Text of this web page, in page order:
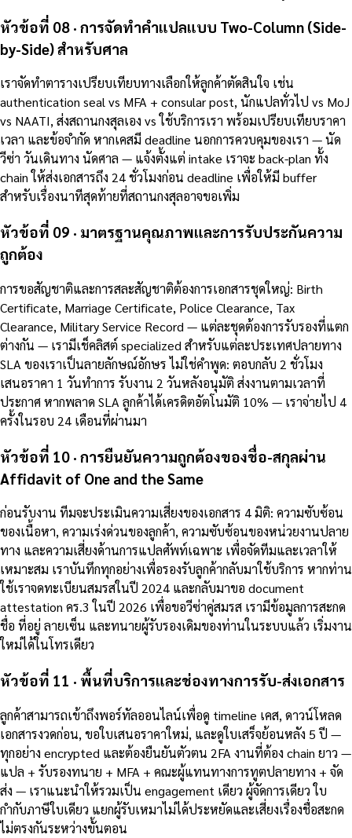
หัวข้อที่ 08 · การจัดทำคำแปลแบบ Two-Column (Side-
by-Side) สำหรับศาล
เราจัดทำตารางเปรียบเทียบทางเลือกให้ลูกค้าตัดสินใจ เช่น
authentication seal vs MFA + consular post, นักแปลทั่วไป vs MoJ
vs NAATI, ส่งสถานกงสุลเอง vs ใช้บริการเรา พร้อมเปรียบเทียบราคา
เวลา และข้อจำกัด หากเคสมี deadline นอกการควบคุมของเรา — นัด
วีซ่า วันเดินทาง นัดศาล — แจ้งตั้งแต่ intake เราจะ back-plan ทั้ง
chain ให้ส่งเอกสารถึง 24 ชั่วโมงก่อน deadline เพื่อให้มี buffer
สำหรับเรื่องนาทีสุดท้ายที่สถานกงสุลอาจขอเพิ่ม
หัวข้อที่ 09 · มาตรฐานคุณภาพและการรับประกันความ
ถูกต้อง
การขอสัญชาติและการสละสัญชาติต้องการเอกสารชุดใหญ่: Birth
Certificate, Marriage Certificate, Police Clearance, Tax
Clearance, Military Service Record — แต่ละชุดต้องการรับรองที่แตก
ต่างกัน — เรามีเช็คลิสต์ specialized สำหรับแต่ละประเทศปลายทาง
SLA ของเราเป็นลายลักษณ์อักษร ไม่ใช่คำพูด: ตอบกลับ 2 ชั่วโมง
เสนอราคา 1 วันทำการ รับงาน 2 วันหลังอนุมัติ ส่งงานตามเวลาที่
ประกาศ หากพลาด SLA ลูกค้าได้เครดิตอัตโนมัติ 10% — เราจ่ายไป 4
ครั้งในรอบ 24 เดือนที่ผ่านมา
หัวข้อที่ 10 · การยืนยันความถูกต้องของชื่อ-สกุลผ่าน
Affidavit of One and the Same
ก่อนรับงาน ทีมจะประเมินความเสี่ยงของเอกสาร 4 มิติ: ความซับซ้อน
ของเนื้อหา, ความเร่งด่วนของลูกค้า, ความซับซ้อนของหน่วยงานปลาย
ทาง และความเสี่ยงด้านการแปลศัพท์เฉพาะ เพื่อจัดทีมและเวลาให้
เหมาะสม เราบันทึกทุกอย่างเพื่อรองรับลูกค้ากลับมาใช้บริการ หากท่าน
ใช้เราจดทะเบียนสมรสในปี 2024 และกลับมาขอ document
attestation คร.3 ในปี 2026 เพื่อขอวีซ่าคู่สมรส เรามีข้อมูลการสะกด
ชื่อ ที่อยู่ ลายเซ็น และทนายผู้รับรองเดิมของท่านในระบบแล้ว เริ่มงาน
ใหม่ได้ในโทรเดียว
หัวข้อที่ 11 · พื้นที่บริการและช่องทางการรับ-ส่งเอกสาร
ลูกค้าสามารถเข้าถึงพอร์ทัลออนไลน์เพื่อดู timeline เคส, ดาวน์โหลด
เอกสารงวดก่อน, ขอใบเสนอราคาใหม่, และดูใบเสร็จย้อนหลัง 5 ปี —
ทุกอย่าง encrypted และต้องยืนยันตัวตน 2FA งานที่ต้อง chain ยาว —
แปล + รับรองทนาย + MFA + คณะผู้แทนทางการทูตปลายทาง + จัด
ส่ง — เราแนะนำให้รวมเป็น engagement เดียว ผู้จัดการเดียว ใบ
กำกับภาษีใบเดียว แยกผู้รับเหมาไม่ได้ประหยัดและเสี่ยงเรื่องชื่อสะกด
ไม่ตรงกันระหว่างขั้นตอน